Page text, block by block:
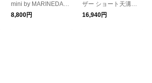
mini by MARINEDAY
8,800円
ザー ショート天溝が
ま口
16,940円